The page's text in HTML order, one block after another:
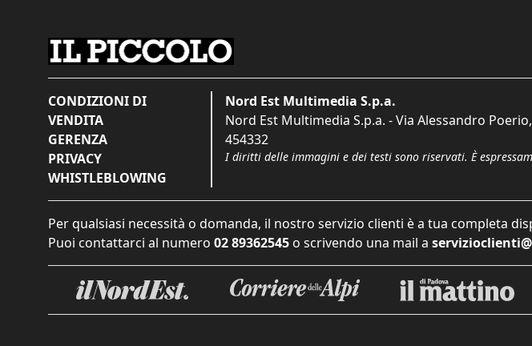
CONDIZIONI DI
VENDITA
GERENZA
PRIVACY
WHISTLEBLOWING
Nord Est Multimedia S.p.a.
Nord Est Multimedia S.p.a. - Via Alessandro Poerio,
454332
I diritti delle immagini e dei testi sono riservati. È
Per qualsiasi necessità o domanda, il nostro servizio clienti è a tua completa
Puoi contattarci al numero 02 89362545 o scrivendo una mail a